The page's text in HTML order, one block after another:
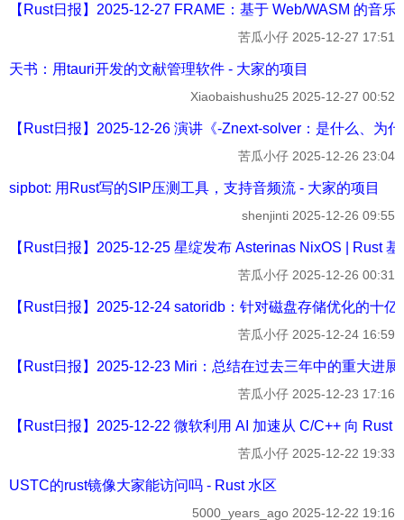
【Rust日报】2025-12-27 FRAME：基于 Web/WASM 的音
苦瓜小仔 2025-12-27 17:51
天书：用tauri开发的文献管理软件 - 大家的项目
Xiaobaishushu25 2025-12-27 00:52
【Rust日报】2025-12-26 演讲《-Znext-solver：是什么、为
苦瓜小仔 2025-12-26 23:04
sipbot: 用Rust写的SIP压测工具，支持音频流 - 大家的项目
shenjinti 2025-12-26 09:55
【Rust日报】2025-12-25 星绽发布 Asterinas NixOS | Rust
苦瓜小仔 2025-12-26 00:31
【Rust日报】2025-12-24 satoridb：针对磁盘存储优化的十
苦瓜小仔 2025-12-24 16:59
【Rust日报】2025-12-23 Miri：总结在过去三年中的重大进
苦瓜小仔 2025-12-23 17:16
【Rust日报】2025-12-22 微软利用 AI 加速从 C/C++ 向 Rust
苦瓜小仔 2025-12-22 19:33
USTC的rust镜像大家能访问吗 - Rust 水区
5000_years_ago 2025-12-22 19:16